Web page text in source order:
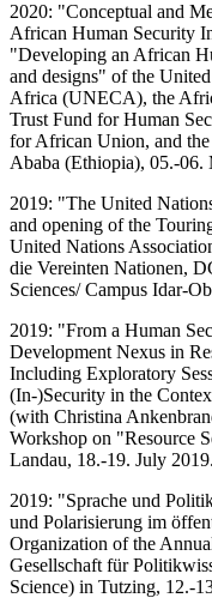
2020: "Conceptual and
African Human Security
"Developing an African
and designs" of the
Africa (UNECA), the
Trust Fund for Human
for African Union, and
Ababa (Ethiopia), 05.-06.
2019: "The United
and opening of the
United Nations
die Vereinten Nationen,
Sciences/ Campus Idar-
2019: "From a Human
Development Nexus in
Including Exploratory
(In-)Security in the
(with Christina
Workshop on "Resource
Landau, 18.-19. July 2019.
2019: "Sprache und
und Polarisierung im
Organization of the
Gesellschaft für
Science) in Tutzing, 12.-